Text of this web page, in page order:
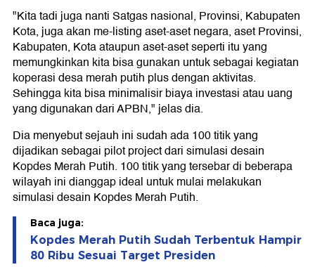
"Kita tadi juga nanti Satgas nasional, Provinsi, Kabupaten
Kota, juga akan me-listing aset-aset negara, aset Provinsi,
Kabupaten, Kota ataupun aset-aset seperti itu yang
memungkinkan kita bisa gunakan untuk sebagai kegiatan
koperasi desa merah putih plus dengan aktivitas.
Sehingga kita bisa minimalisir biaya investasi atau uang
yang digunakan dari APBN," jelas dia.
Dia menyebut sejauh ini sudah ada 100 titik yang
dijadikan sebagai pilot project dari simulasi desain
Kopdes Merah Putih. 100 titik yang tersebar di beberapa
wilayah ini dianggap ideal untuk mulai melakukan
simulasi desain Kopdes Merah Putih.
Baca juga:
Kopdes Merah Putih Sudah Terbentuk Hampir
80 Ribu Sesuai Target Presiden